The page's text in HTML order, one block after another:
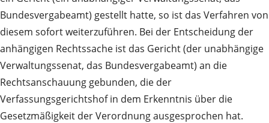
Bundesvergabeamt) gestellt hatte, so ist das Verfahren von
diesem sofort weiterzuführen. Bei der Entscheidung der
anhängigen Rechtssache ist das Gericht (der unabhängige
Verwaltungssenat, das Bundesvergabeamt) an die
Rechtsanschauung gebunden, die der
Verfassungsgerichtshof in dem Erkenntnis über die
Gesetzmäßigkeit der Verordnung ausgesprochen hat.